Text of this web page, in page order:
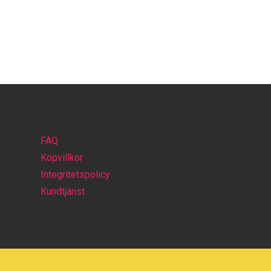
FAQ
Köpvillkor
Integritetspolicy
Kundtjänst